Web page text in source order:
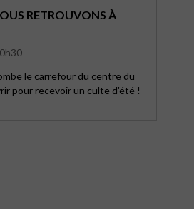
RETROUVONS À
le carrefour du centre du
pour recevoir un culte d'été !